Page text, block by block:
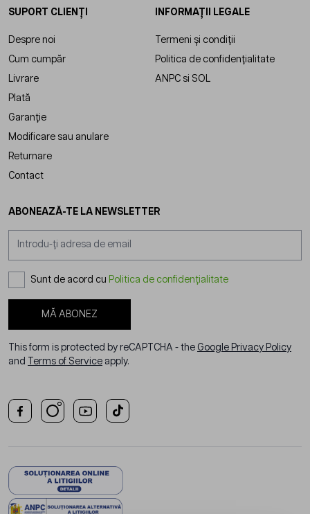
SUPORT CLIENȚI
Despre noi
Cum cumpăr
Livrare
Plată
Garanție
Modificare sau anulare
Returnare
Contact
INFORMAȚII LEGALE
Termeni și condiții
Politica de confidențialitate
ANPC si SOL
ABONEAZĂ-TE LA NEWSLETTER
Sunt de acord cu Politica de confidențialitate
MĂ ABONEZ
This form is protected by reCAPTCHA - the Google Privacy Policy
and
Terms of Service apply.